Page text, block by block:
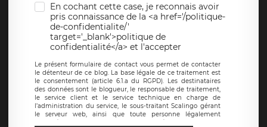
En cochant cette case, je reconnais avoir
pris connaissance de la <a href='/politique-
de-confidentialite/'
target='_blank'>politique de
confidentialité</a> et l'accepter
Le présent formulaire de contact vous permet de contacter
le détenteur de ce blog. La base légale de ce traitement est
le consentement (article 6.1.a du RGPD). Les destinataires
des données sont le blogueur, le responsable de traitement,
le service client et le service technique en charge de
l’administration du service, le sous-traitant Scalingo gérant
le serveur web, ainsi que toute personne légalement
autorisée. Le formulaire de contact à destination du